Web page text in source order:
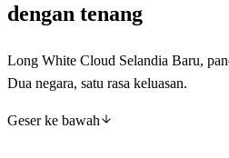
dengan tenang
Long White Cloud Selandia Baru,
Dua negara, satu rasa keluasan.
Geser ke bawah